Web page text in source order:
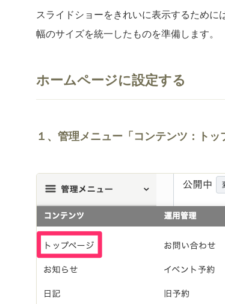
スライドショーをきれいに表示するため
幅のサイズを統一したものを準備します。
ホームページに設定する
１、管理メニュー「コンテンツ：ト